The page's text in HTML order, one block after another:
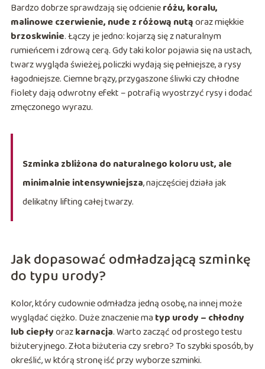
Bardzo dobrze sprawdzają się odcienieróżu, koralu,
malinowe czerwienie, nude z różową nutąoraz miękkie
brzoskwinie. Łączy je jedno: kojarzą się z naturalnym
rumieńcem i zdrową cerą. Gdy taki kolor pojawia się na ustach,
twarz wygląda świeżej, policzki wydają się pełniejsze, a rysy
łagodniejsze. Ciemne brązy, przygaszone śliwki czy chłodne
fiolety dają odwrotny efekt – potrafią wyostrzyć rysy i dodać
zmęczonego wyrazu.
Szminka zbliżona do naturalnego koloru ust, ale
minimalnie intensywniejsza, najczęściej działa jak
delikatny lifting całej twarzy.
Jak dopasować odmładzającą szminkę
do typu urody?
Kolor, który cudownie odmładza jedną osobę, na innej może
wyglądać ciężko. Duże znaczenie ma typ urody – chłodny
lub ciepłyorazkarnacja. Warto zacząć od prostego testu
biżuteryjnego. Złota biżuteria czy srebro? To szybki sposób, by
określić, w którą stronę iść przy wyborze szminki.